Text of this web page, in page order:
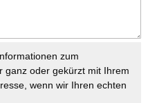
zum
ganz oder gekürzt mit Ihrem
wenn wir Ihren echten